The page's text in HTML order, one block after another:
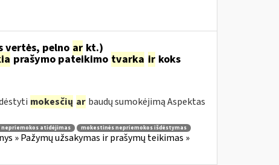
pelno arkt.)
prašymo pateikimo tvarka irkoks
mokesčių ar baudų sumokėjimą Aspektas
atidėjimas mokestinės nepriemokos išdėstymas
» Pažymų užsakymas ir prašymų teikimas »